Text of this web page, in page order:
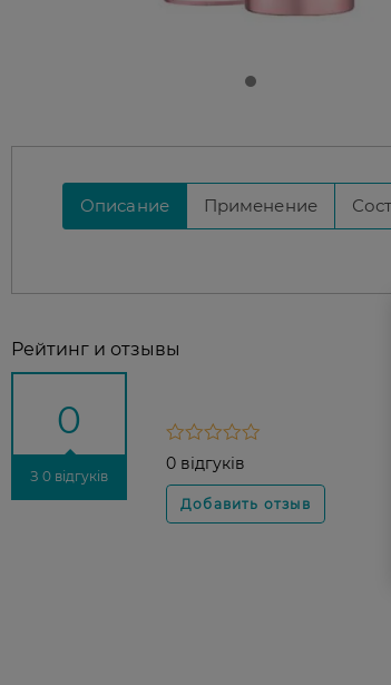
Описание Применение
Рейтинг и отзывы
0
З 0 відгуків
0 відгуків